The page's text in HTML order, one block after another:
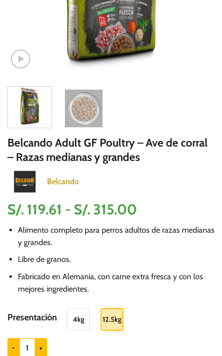
Belcando Adult GF Poultry – Ave de corral
– Razas medianas y grandes
Belcando
S/. 119.61 - S/. 315.00
de
precios:
119.61
Alimento completo para perros adultos de razas medianas
y grandes.
Libre de granos.
Fabricado en Alemania, con carne extra fresca y con los
mejores ingredientes.
Presentación 4kg 12.5kg
Belcando Adult GF Poultry - Ave de corral - Razas medianas y